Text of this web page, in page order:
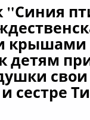
крышами
детям
сестре